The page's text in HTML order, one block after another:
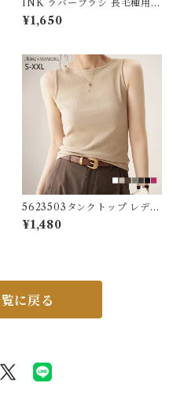
INK ラバーブラシ 長毛種用
犬 ペット ブラシ スポンジ HA
RIO ハリオ 換毛期 抜け毛取り
OK お手入れ シリコーンゴム
イチオシ 【NEW】IK-RBL
¥1,650
5623503タンクトップ レディ
ース ノースリーブ ボートネッ
ク 下着 肌着 婦人 インナー ト
型カバー 春 夏 秋 冬 5623503
¥1,480
に戻る